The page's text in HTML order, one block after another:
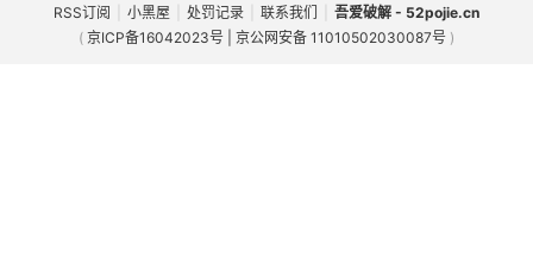
RSS订阅 小黑屋 处罚记录 联系我们
吾爱破解 - 52pojie.cn
( 京ICP备16042023号 | 京公网安备 11010502030087号 )